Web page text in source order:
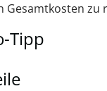
Gesamtkosten
Tipp